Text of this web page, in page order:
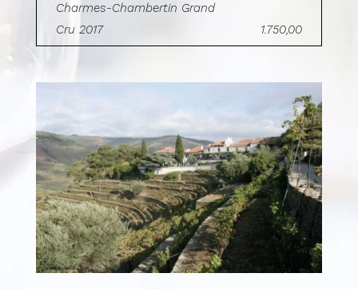
Charmes-Chambertin Grand
Cru 2017
1.750,00